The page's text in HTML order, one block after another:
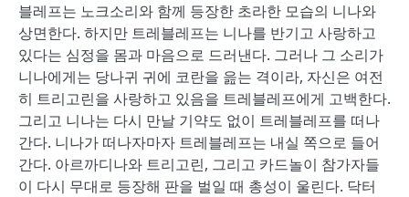
블레프는 노크소리와 함께 등장한 초라한 모습의 니나와
상면한다. 하지만 트레블레프는 니나를 반기고 사랑하고
있다는 심정을 몸과 마음으로 드러낸다. 그러나 그 소리가
니나에게는 당나귀 귀에 코란을 읊는 격이라, 자신은 여전
히 트리고린을 사랑하고 있음을 트레블레프에게 고백한다.
그리고 니나는 다시 만날 기약도 없이 트레블레프를 떠나
간다. 니나가 떠나자마자 트레블레프는 내실 쪽으로 들어
간다. 아르까디나와 트리고린, 그리고 카드놀이 참가자들
이 다시 무대로 등장해 판을 벌일 때 총성이 울린다. 닥터